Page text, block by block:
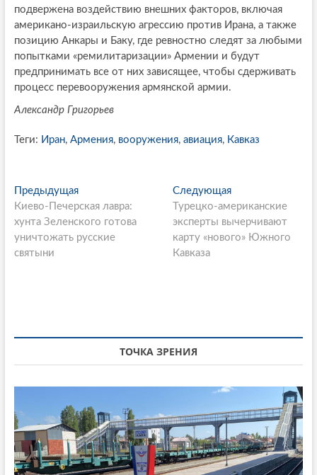
подвержена воздействию внешних факторов, включая
американо-израильскую агрессию против Ирана, а также
позицию Анкары и Баку, где ревностно следят за любыми
попытками «ремилитаризации» Армении и будут
предпринимать все от них зависящее, чтобы сдерживать
процесс перевооружения армянской армии.
Александр Григорьев
Теги: Иран, Армения, вооружения, авиация, Кавказ
P
o
s
t
v
t
i
o
ПредыдущаяП
р
е
д
ь
я
:
Киево-Печерская лавра:
хунта Зеленского готова
уничтожать русские
святыни
Следующая
л
е
д
я
:
Турецко-американские
эксперты вычерчивают
карту «нового» Южного
Кавказа
ТОЧКА ЗРЕНИЯ